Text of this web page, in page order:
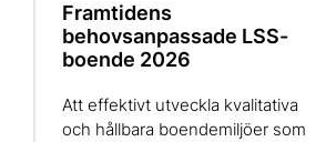
Framtidens
behovsanpassade LSS-
boende 2026
Att effektivt utveckla kvalitativa
och hållbara boendemiljöer som